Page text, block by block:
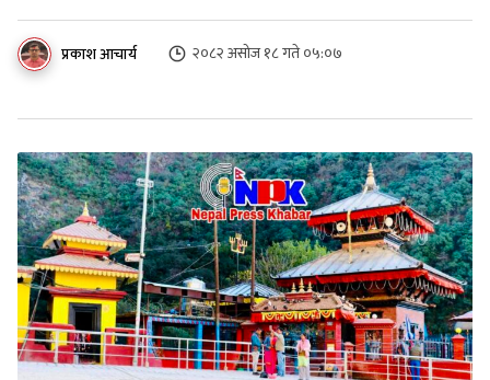
प्रकाश आचार्य २०८२ असोज १८ गते ०५:०७